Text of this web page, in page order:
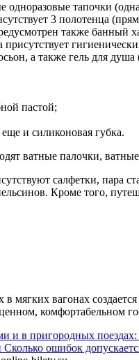
тапочки
3 полотенца
также банный
а также гель для
пастой;
и силиконовая губка.
ватные палочки,
салфетки, пара
Кроме того,
мягких вагонах
комфортабельном
и в пригородных
Сколько ошибок